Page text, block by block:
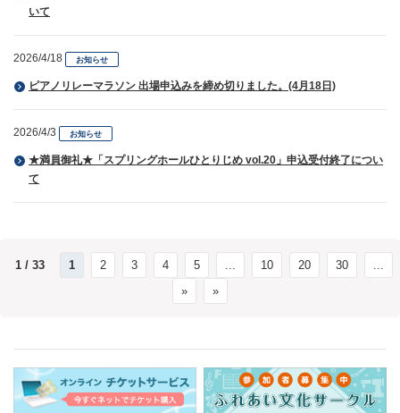
いて
2026/4/18 お知らせ
ピアノリレーマラソン 出場申込みを締め切りました。(4月18日)
2026/4/3 お知らせ
★満員御礼★「スプリングホールひとりじめ vol.20」申込受付終了につい
て
1 / 33 1 2 3 4 5 ... 10 20 30
...
»
»